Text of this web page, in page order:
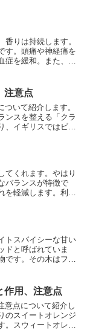
りは持続します。
す。頭痛や神経痛を
を緩和。また、や
注意点
いて紹介します。
ンスを整える「クラ
、イギリスではビー
てくれます。やはり
バランスが特徴で
を軽減します。利尿
トスパイシーな甘い
ドと呼ばれていま
す。その木はフラ
作用、注意点
意点について紹介し
のスイートオレンジ
スウィートオレン